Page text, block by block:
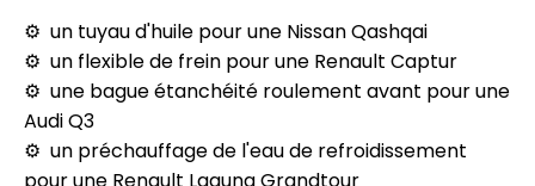
un tuyau d'huile pour une Nissan Qashqai
un flexible de frein pour une Renault Captur
une bague étanchéité roulement avant pour une
Audi Q3
un préchauffage de l'eau de refroidissement